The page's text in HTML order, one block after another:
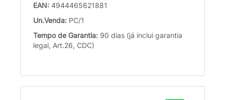
EAN: 4944465621881
Un.Venda: PC/1
Tempo de Garantia: 90 dias (já inclui garantia
legal, Art.26, CDC)